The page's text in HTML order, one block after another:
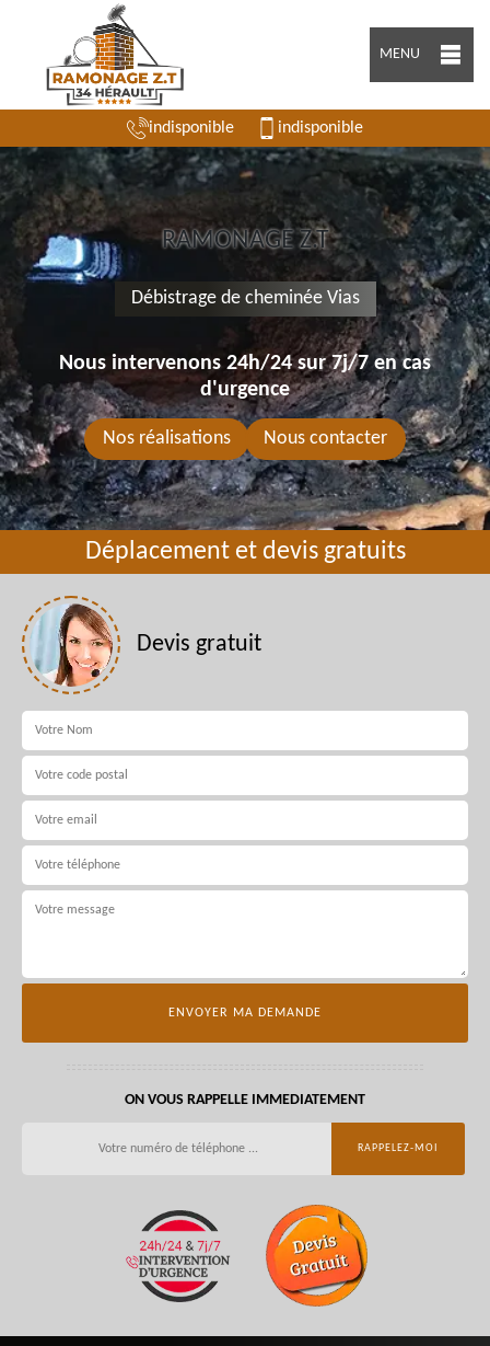
MENU
indisponible indisponible
RAMONAGE Z.T
Débistrage de cheminée Vias
Nous intervenons 24h/24 sur 7j/7 en cas
d'urgence
Nos réalisations Nous contacter
Déplacement et devis gratuits
Devis gratuit
ON VOUS RAPPELLE IMMEDIATEMENT